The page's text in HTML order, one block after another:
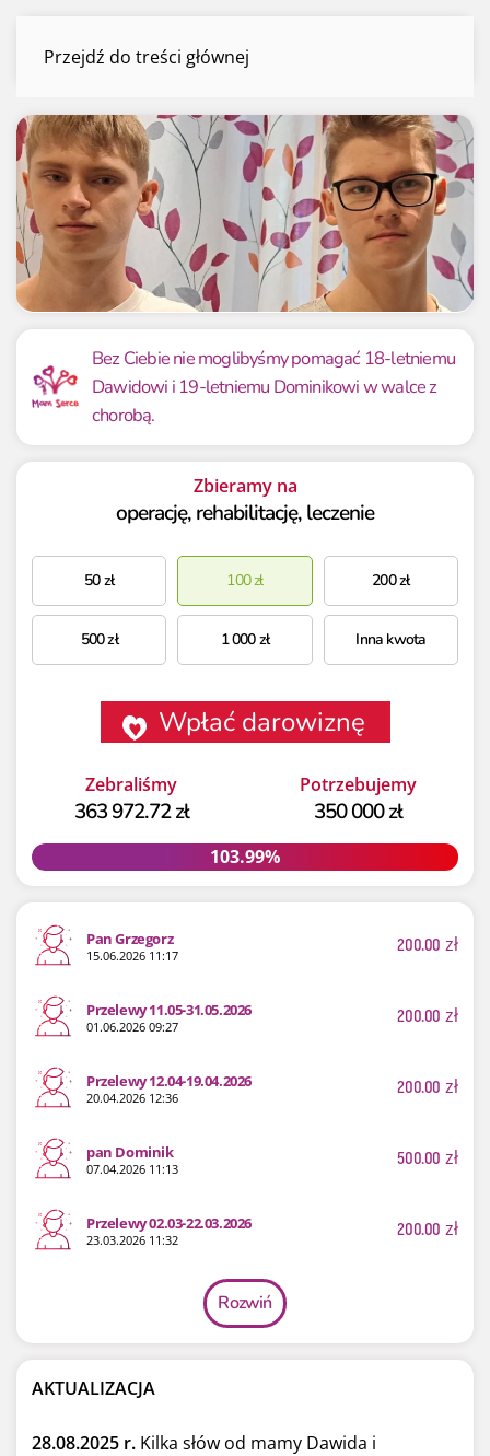
Przejdź do treści głównejDawid i Dominik Hasiuk
Mamy już
363 972.72 zł
Potrzebujemy
350 000 zł
103.99% 103.99%
Bez Ciebie nie moglibyśmy pomagać 18-letniemu
Dawidowi i 19-letniemu Dominikowi w walce z
chorobą.
Zbieramy na
operację, rehabilitację, leczenie
50zł 100zł 200zł
500zł 1 000zł Inna kwota
Wpłać darowiznę
Zebraliśmy
363 972.72 zł
Potrzebujemy
350 000 zł
103.99%
103.99%
Pan Grzegorz
15.06.2026 11:17 200.00 zł
Przelewy 11.05-31.05.2026
01.06.2026 09:27 200.00 zł
Przelewy 12.04-19.04.2026
20.04.2026 12:36 200.00 zł
pan Dominik
07.04.2026 11:13 500.00 zł
Przelewy 02.03-22.03.2026
23.03.2026 11:32 200.00 zł
Rozwiń
AKTUALIZACJA
28.08.2025 r. Kilka słów od mamy Dawida i